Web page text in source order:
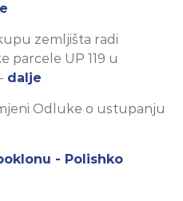
zemljišta radi
parcele UP 119 u
dalje
Odluke o ustupanju
- Polishko